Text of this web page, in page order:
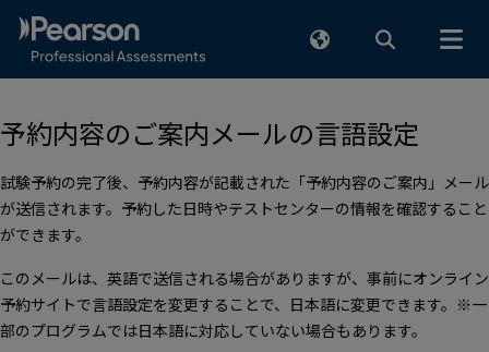
予約内容のご案内メールの言語設定
試験予約の完了後、予約内容が記載された「予約内容のご案内」メール
が送信されます。予約した日時やテストセンターの情報を確認すること
ができます。
このメールは、英語で送信される場合がありますが、事前にオンライン
予約サイトで言語設定を変更することで、日本語に変更できます。※一
部のプログラムでは日本語に対応していない場合もあります。